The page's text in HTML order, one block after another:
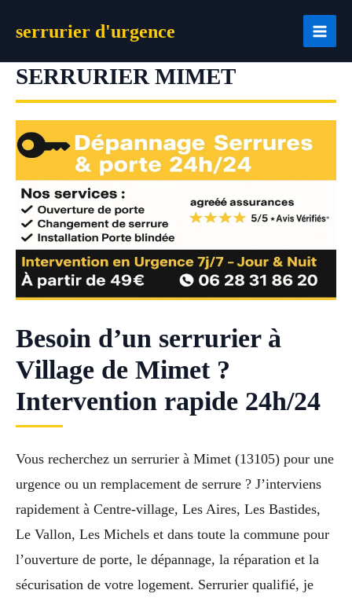
serrurier d'urgence
SERRURIER MIMET
Besoin d’un serrurier à
Village de Mimet ?
Intervention rapide 24h/24
Vous recherchez un serrurier à Mimet (13105) pour une
urgence ou un remplacement de serrure ? J’interviens
rapidement à Centre-village, Les Aires, Les Bastides,
Le Vallon, Les Michels et dans toute la commune pour
l’ouverture de porte, le dépannage, la réparation et la
sécurisation de votre logement. Serrurier qualifié, je